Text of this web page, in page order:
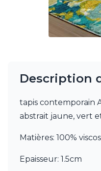
HARTE
Hind Rabii
Holtkötter
Hudson Valley
Jacques Garcia
Karboxx
Description
tapis contemporain
abstrait jaune, vert
Matières: 100%
Epaisseur: 1.5cm